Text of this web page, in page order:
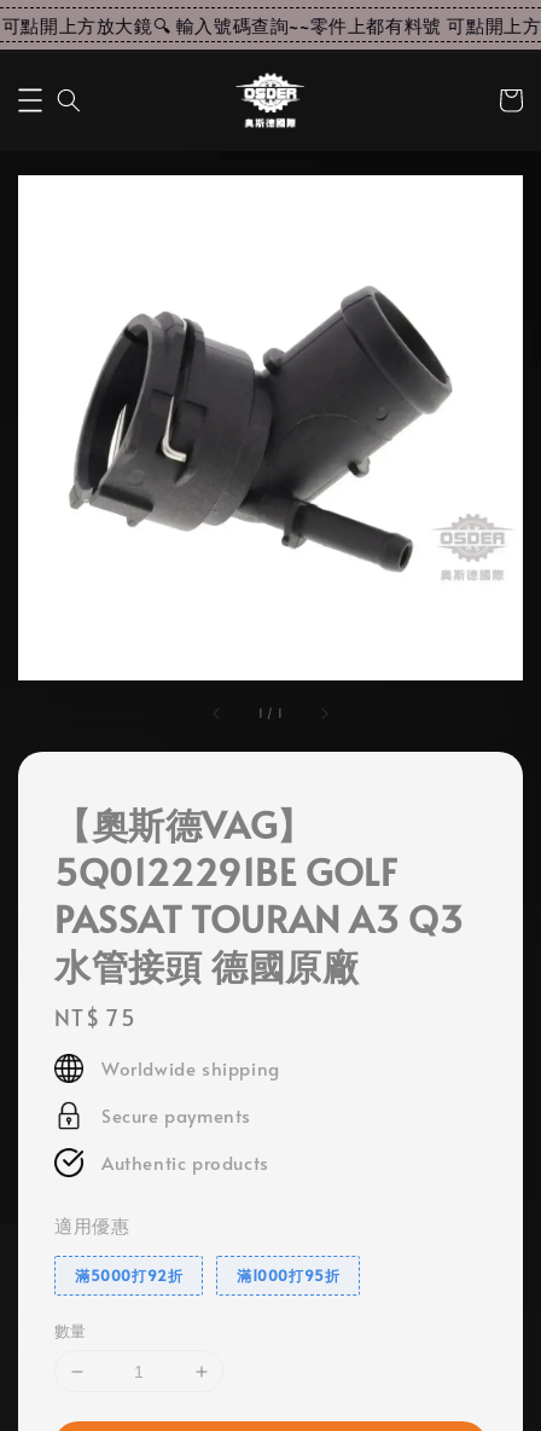
點開上方放大鏡🔍 輸入號碼查詢~~零件上都有料號 可點開上
1 / 1
【奧斯德VAG】
5Q0122291BE GOLF
PASSAT TOURAN A3 Q3
水管接頭 德國原廠
Regular
price
NT$ 75
Worldwide shipping
Secure payments
Authentic products
適用優惠
滿5000打92折 滿1000打95折
數量